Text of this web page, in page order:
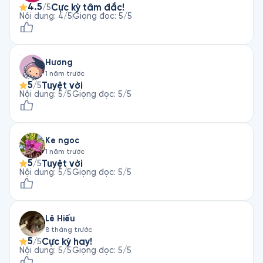
4.5/5Cực kỳ tâm đắc!
Nội dung: 4/5Giọng đọc: 5/5
Hương
1 năm trước
5/5Tuyệt vời
Nội dung: 5/5Giọng đọc: 5/5
Ke ngoc
1 năm trước
5/5Tuyệt vời
Nội dung: 5/5Giọng đọc: 5/5
Lê Hiếu
8 tháng trước
5/5Cực kỳ hay!
Nội dung: 5/5Giọng đọc: 5/5